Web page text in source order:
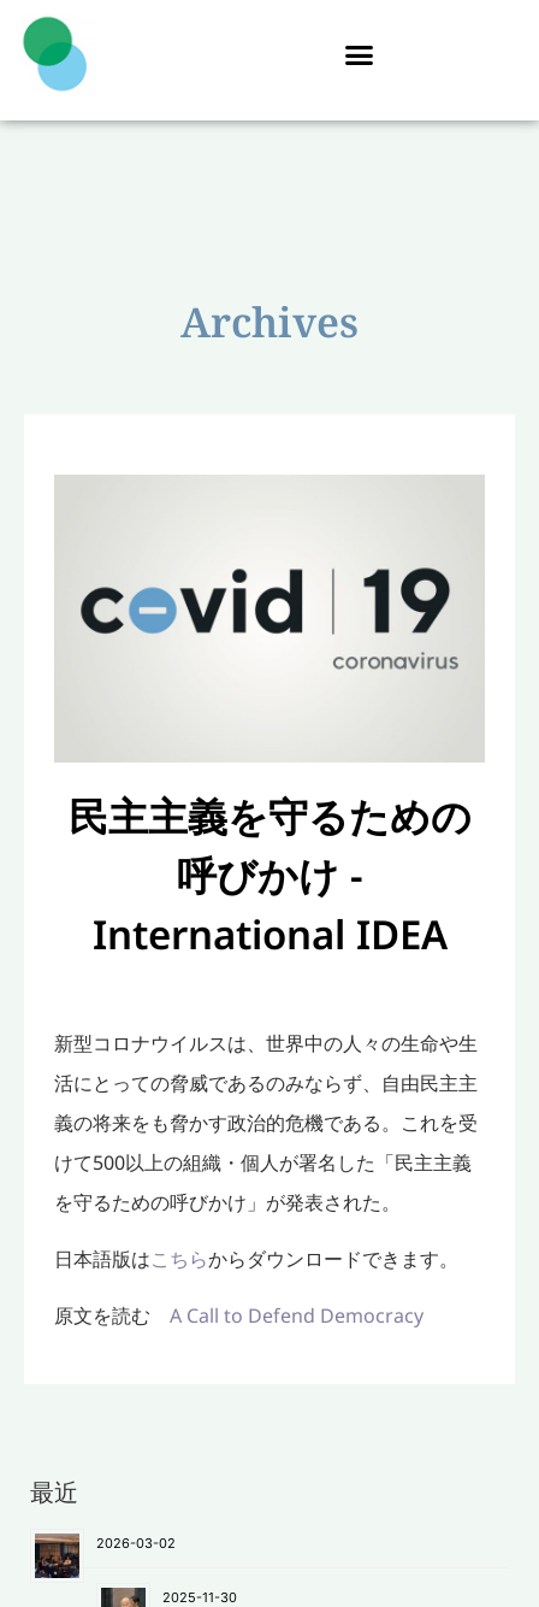
Archives
民主主義を守るための
呼びかけ -
International IDEA
新型コロナウイルスは、世界中の人々の生命や生
活にとっての脅威であるのみならず、自由民主主
義の将来をも脅かす政治的危機である。これを受
けて500以上の組織・個人が署名した「民主主義
を守るための呼びかけ」が発表された。
日本語版はこちらからダウンロードできます。
原文を読む A Call to Defend Democracy
最近
2026-03-02
2025-11-30